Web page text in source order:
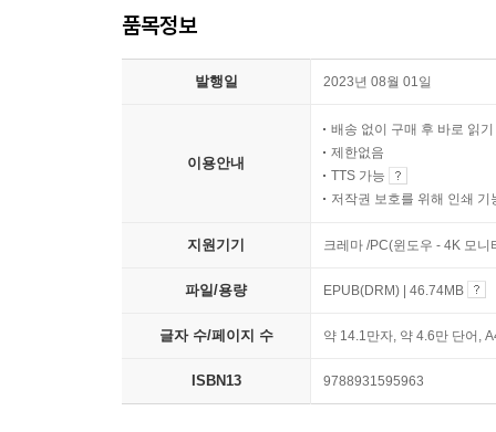
품목정보
발행일 2023년 08월 01일
이용안내
배송 없이 구매 후 바로 읽기
제한없음
TTS 가능
저작권 보호를 위해 인쇄 기
지원기기 크레마 /PC(윈도우 - 4K 모
파일/용량 EPUB(DRM) | 46.74MB
글자 수/페이지 수 약 14.1만자, 약 4.6만 단어,
ISBN13 9788931595963